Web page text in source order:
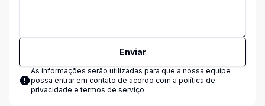
Enviar
As informações serão utilizadas para que a nossa equipe
possa entrar em contato de acordo com a política de
privacidade e termos de serviço